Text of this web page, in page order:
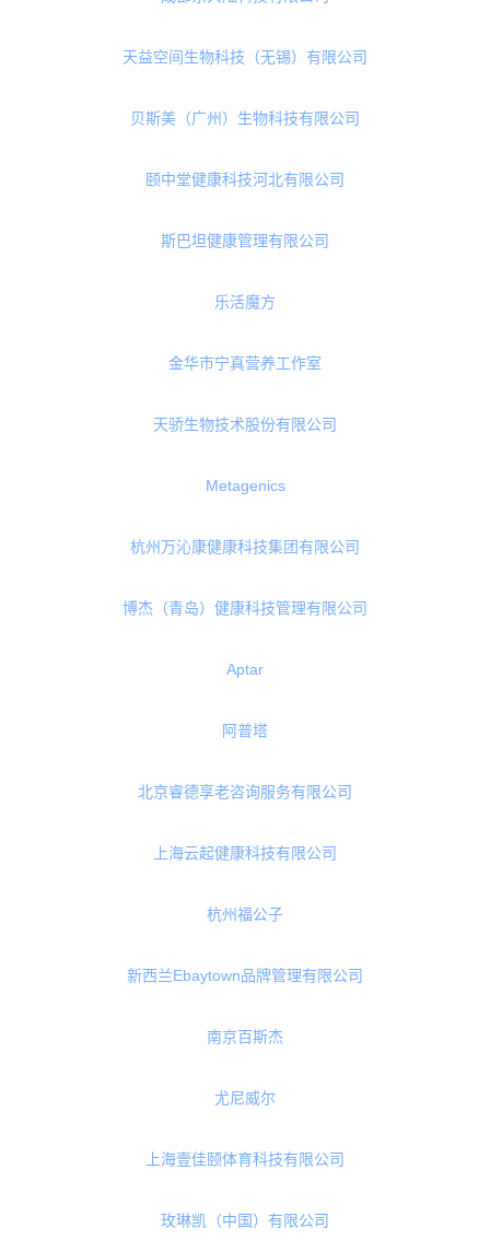
拜尔普晶球科技（青岛）有限公司
浙江大茗堂生物科技有限公司
青州广通职工医院
荷兰皇家菲仕兰
成都东大陆科技有限公司
天益空间生物科技（无锡）有限公司
贝斯美（广州）生物科技有限公司
颐中堂健康科技河北有限公司
斯巴坦健康管理有限公司
乐活魔方
金华市宁真营养工作室
天骄生物技术股份有限公司
Metagenics
杭州万沁康健康科技集团有限公司
博杰（青岛）健康科技管理有限公司
Aptar
阿普塔
北京睿德享老咨询服务有限公司
上海云起健康科技有限公司
杭州福公子